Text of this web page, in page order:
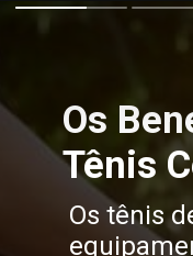
Os
Tênis
Os tênis